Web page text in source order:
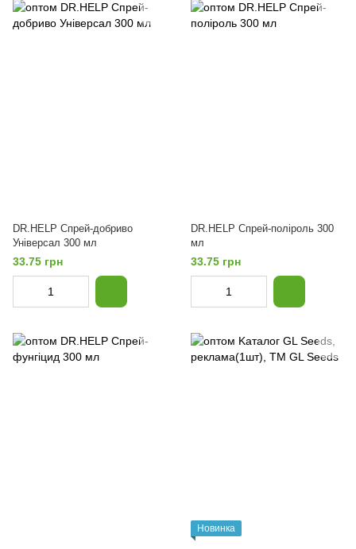
DR.HELP Спрей-добриво
Універсал 300 мл
33.75 грн
DR.HELP Спрей-поліроль 300
мл
33.75 грн
Новинка